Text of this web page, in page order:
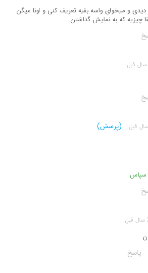
و میخوای واسه بقیه تعریف کنی و اونا میگن
چیزیه که به نمایش گذاشتن
(پرسش)
سپاس
پاسخ